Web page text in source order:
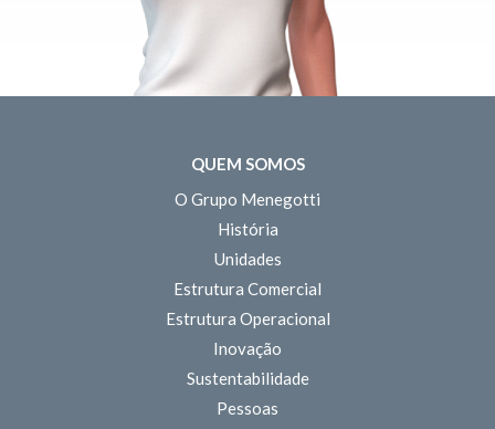
QUEM SOMOS
O Grupo Menegotti
História
Unidades
Estrutura Comercial
Estrutura Operacional
Inovação
Sustentabilidade
Pessoas